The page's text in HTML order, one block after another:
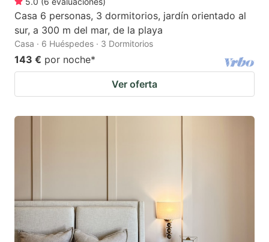
Casa 6 personas, 3 dormitorios, jardín orientado al
sur, a 300 m del mar, de la playa
Casa · 6 Huéspedes · 3 Dormitorios
143 € por noche*
Ver oferta